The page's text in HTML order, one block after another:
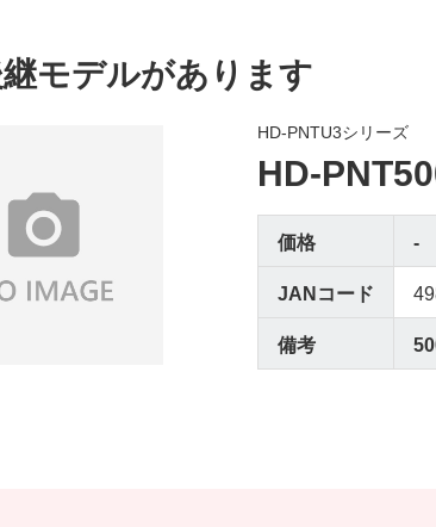
モデルがあります
HD-PNTU3シリーズ
HD-
価格
-
JANコード
備考